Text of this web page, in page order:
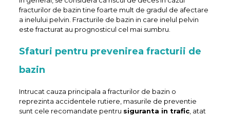
fracturilor de bazin tine foarte mult de gradul de afectare
a inelului pelvin. Fracturile de bazin in care inelul pelvin
este fracturat au prognosticul cel mai sumbru.
Sfaturi pentru prevenirea fracturii de
bazin
Intrucat cauza principala a fracturilor de bazin o
reprezinta accidentele rutiere, masurile de preventie
sunt cele recomandate pentru siguranta in trafic, atat